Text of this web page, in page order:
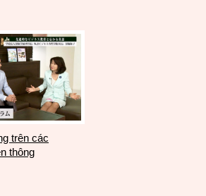
trên các
thông